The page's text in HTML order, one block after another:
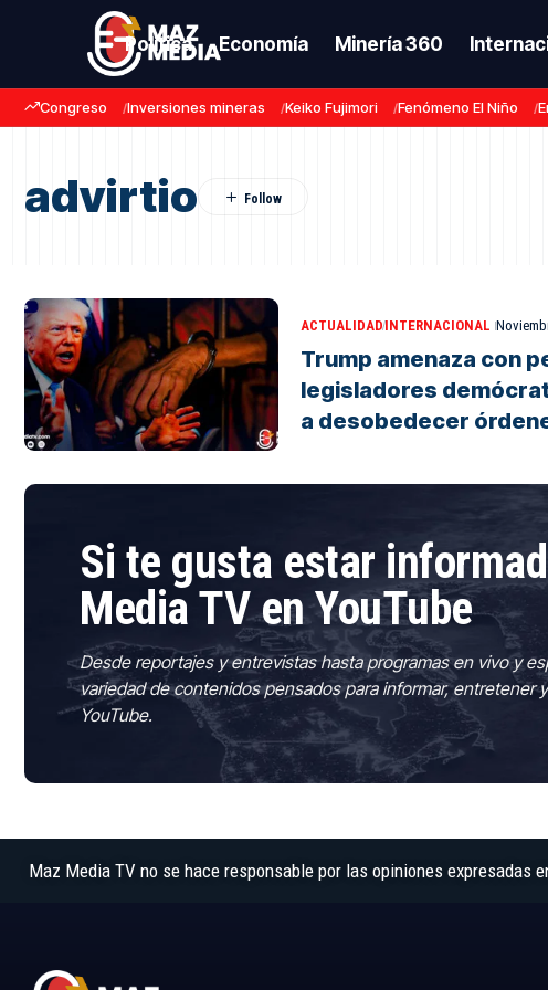
Política Economía Minería 360
Congreso Inversiones mineras Keiko Fujimori Fenómeno El Niño
advirtio
ACTUALIDADINTERNACIONAL
Trump amenaza con
legisladores
a desobedecer
Si te gusta estar
Media TV en YouTube
Desde reportajes y entrevistas hasta programas en vivo y
variedad de contenidos pensados para informar, entretener
YouTube.
Maz Media TV no se hace responsable por las opiniones